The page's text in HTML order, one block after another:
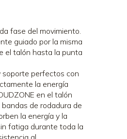
fase del movimiento.
guiado por la misma
el talón hasta la punta
soporte perfectos con
la energía
en el talón
de rodadura de
la energía y la
fatiga durante toda la
al